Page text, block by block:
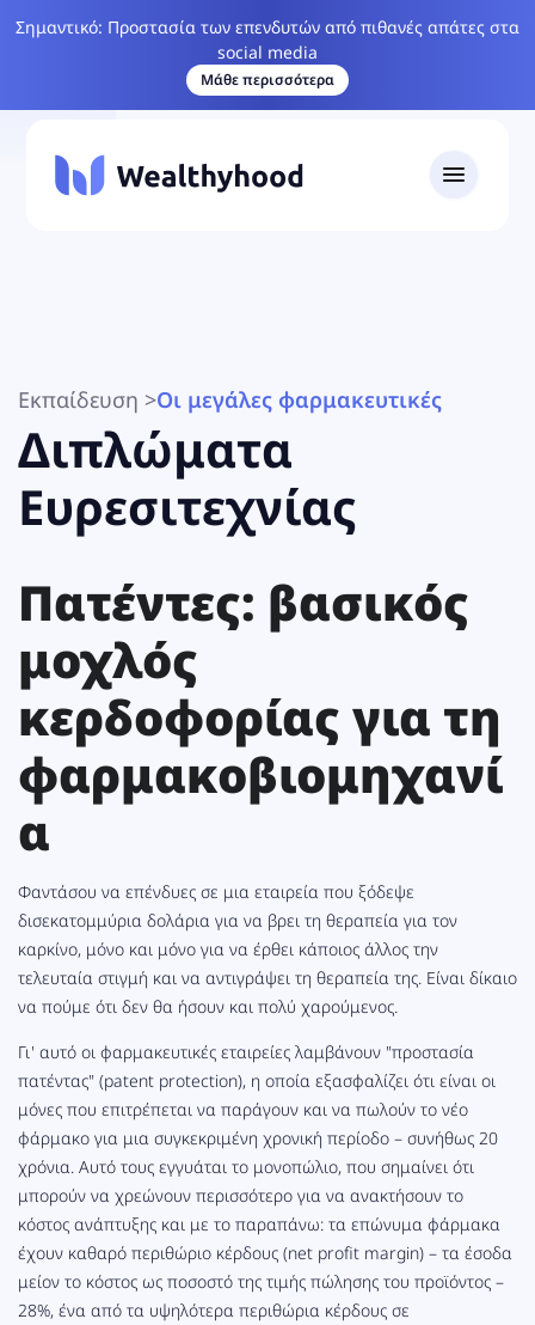
Σημαντικό: Προστασία των επενδυτών από πιθανές απάτες στα
social media
Μάθε περισσότερα
Εκπαίδευση >Οι μεγάλες φαρμακευτικές
Διπλώματα
Ευρεσιτεχνίας
Πατέντες: βασικός
μοχλός
κερδοφορίας για τη
φαρμακοβιομηχανί
α
Φαντάσου να επένδυες σε μια εταιρεία που ξόδεψε
δισεκατομμύρια δολάρια για να βρει τη θεραπεία για τον
καρκίνο, μόνο και μόνο για να έρθει κάποιος άλλος την
τελευταία στιγμή και να αντιγράψει τη θεραπεία της. Είναι δίκαιο
να πούμε ότι δεν θα ήσουν και πολύ χαρούμενος.
Γι' αυτό οι φαρμακευτικές εταιρείες λαμβάνουν "προστασία
πατέντας" (patent protection), η οποία εξασφαλίζει ότι είναι οι
μόνες που επιτρέπεται να παράγουν και να πωλούν το νέο
φάρμακο για μια συγκεκριμένη χρονική περίοδο – συνήθως 20
χρόνια. Αυτό τους εγγυάται το μονοπώλιο, που σημαίνει ότι
μπορούν να χρεώνουν περισσότερο για να ανακτήσουν το
κόστος ανάπτυξης και με το παραπάνω: τα επώνυμα φάρμακα
έχουν καθαρό περιθώριο κέρδους (net profit margin) – τα έσοδα
μείον το κόστος ως ποσοστό της τιμής πώλησης του προϊόντος –
28%, ένα από τα υψηλότερα περιθώρια κέρδους σε